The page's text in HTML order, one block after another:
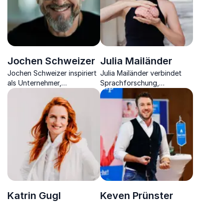
Jochen Schweizer
Jochen Schweizer inspiriert
als Unternehmer,
Extremsportler und Visionär
zu Mut, Veränderung und
dem Sprung ins Unbekannte
Julia Mailänder
Julia Mailänder verbindet
Sprachforschung,
Journalismus und
Unternehmertum zu
inspirierenden Vorträgen mit
echtem Praxisbezug.
Katrin Gugl Keven Prünster